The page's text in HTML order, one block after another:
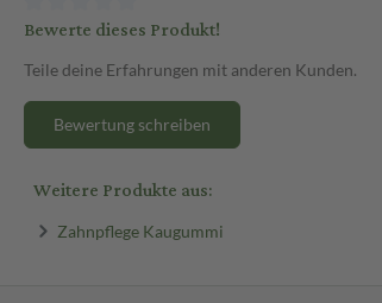
Bewerte dieses Produkt!
Teile deine Erfahrungen mit anderen Kunden.
Bewertung schreiben
Weitere Produkte aus:
Zahnpflege Kaugummi